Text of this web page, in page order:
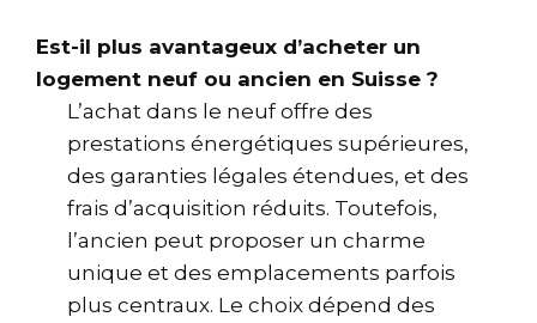
Est-il plus avantageux d’acheter un
logement neuf ou ancien en Suisse ?
L’achat dans le neuf offre des
prestations énergétiques supérieures,
des garanties légales étendues, et des
frais d’acquisition réduits. Toutefois,
l’ancien peut proposer un charme
unique et des emplacements parfois
plus centraux. Le choix dépend des